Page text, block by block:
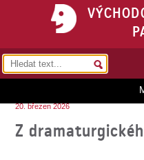
20. březen 2026
Z